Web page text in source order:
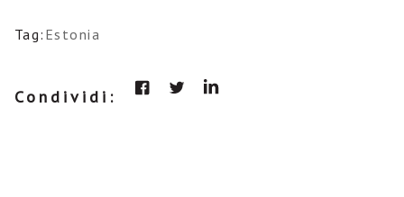
Tag: Estonia
Condividi: